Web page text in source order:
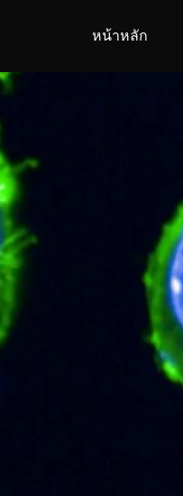
หน้าหลัก